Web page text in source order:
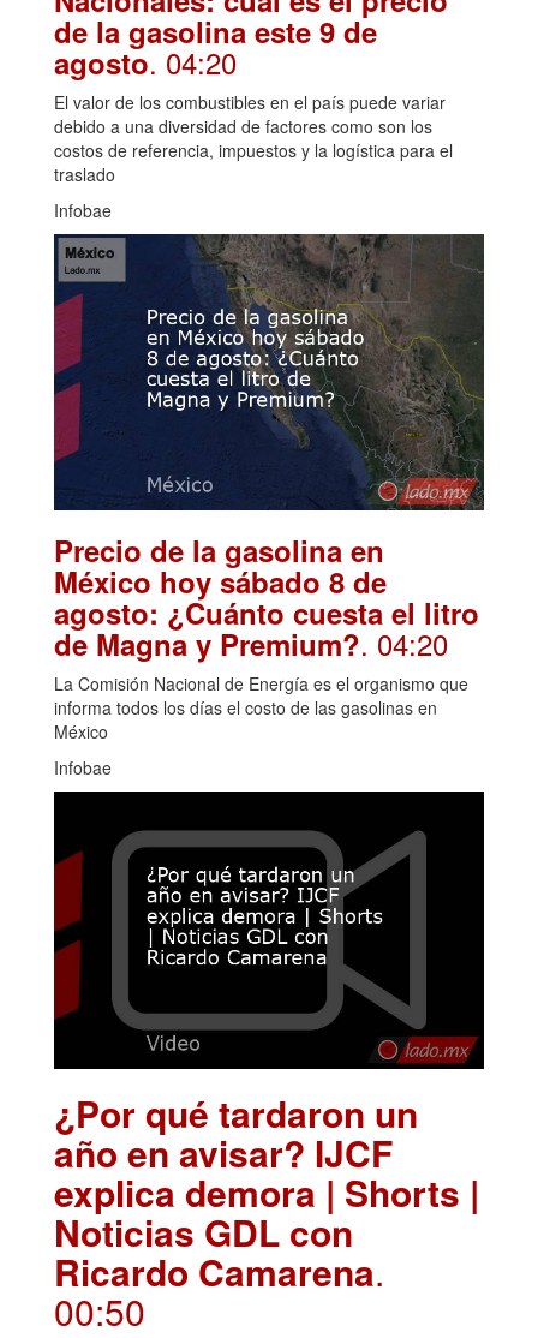
de la gasolina este 9 de
agosto. 04:20
El valor de los combustibles en el país puede variar
debido a una diversidad de factores como son los
costos de referencia, impuestos y la logística para el
traslado
Infobae
Precio de la gasolina en
México hoy sábado 8 de
agosto: ¿Cuánto cuesta el litro
de Magna y Premium?. 04:20
La Comisión Nacional de Energía es el organismo que
informa todos los días el costo de las gasolinas en
México
Infobae
¿Por qué tardaron un
año en avisar? IJCF
explica demora | Shorts |
Noticias GDL con
Ricardo Camarena.
00:50